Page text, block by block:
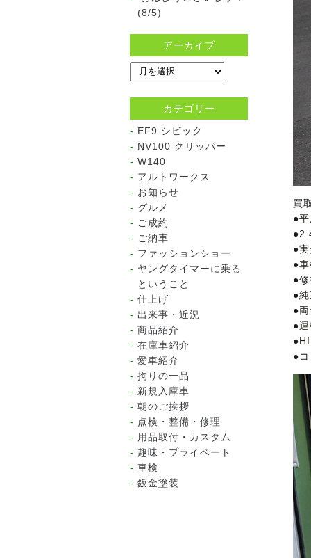
買
●
●
●
●
●
●
●
●
(8/5)
アーカイブ
カテゴリー
EF9 シビック
NV100 クリッパー
W140
アルトワークス
お知らせ
グルメ
ご成約
ご納車
ファッションショー
ヤングタイマーに乗る
ということ
仕上げ
出来事・近況
商品紹介
在庫車紹介
愛車紹介
拘りの一品
新規入庫車
朝のご挨拶
点検・整備・修理
用品取付・カスタム
趣味・プライベート
車検
鈑金塗装